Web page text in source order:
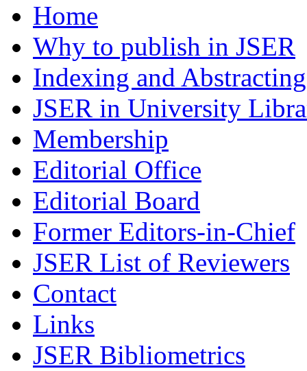
Home
Why to publish in JSER
Indexing and Abstracting
JSER in University
Membership
Editorial Office
Editorial Board
Former Editors-in-Chief
JSER List of Reviewers
Contact
Links
JSER Bibliometrics